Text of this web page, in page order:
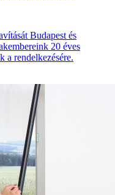
Budapest és
20 éves
a rendelkezésére.